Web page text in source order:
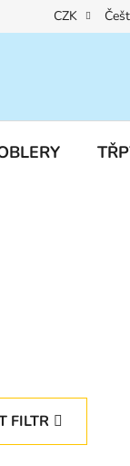
Reklamace a
CZK
FILTR